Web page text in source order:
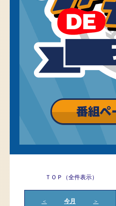
ＴＯＰ（全件表示）
＜ 今月 ＞